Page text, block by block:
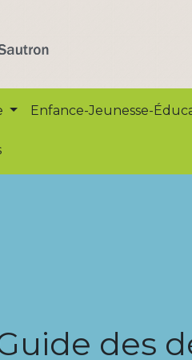
Enfance-Jeunesse-
des